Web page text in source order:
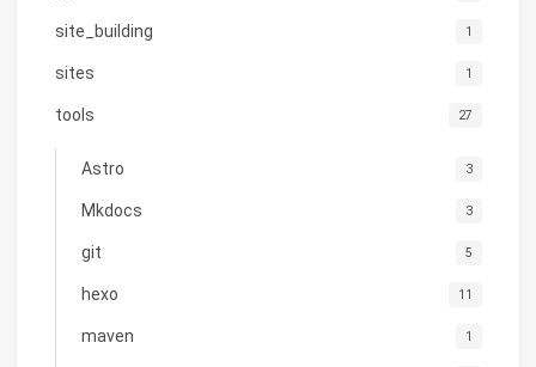
site_building 1
sites 1
tools 27
Astro 3
Mkdocs 3
git 5
hexo 11
maven 1